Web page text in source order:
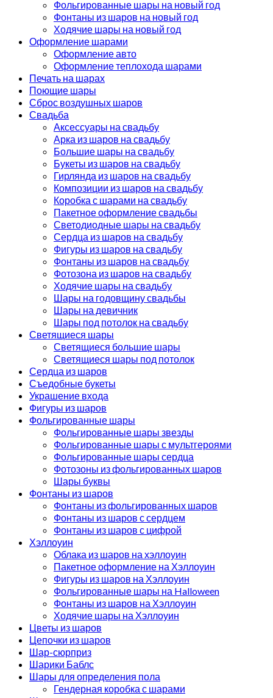
Фольгированные шары на новый год
Фонтаны из шаров на новый год
Ходячие шары на новый год
Оформление шарами
Оформление авто
Оформление теплохода шарами
Печать на шарах
Поющие шары
Сброс воздушных шаров
Свадьба
Аксессуары на свадьбу
Арка из шаров на свадьбу
Большие шары на свадьбу
Букеты из шаров на свадьбу
Гирлянда из шаров на свадьбу
Композиции из шаров на свадьбу
Коробка с шарами на свадьбу
Пакетное оформление свадьбы
Светодиодные шары на свадьбу
Сердца из шаров на свадьбу
Фигуры из шаров на свадьбу
Фонтаны из шаров на свадьбу
Фотозона из шаров на свадьбу
Ходячие шары на свадьбу
Шары на годовщину свадьбы
Шары на девичник
Шары под потолок на свадьбу
Светящиеся шары
Светящиеся большие шары
Светящиеся шары под потолок
Сердца из шаров
Съедобные букеты
Украшение входа
Фигуры из шаров
Фольгированные шары
Фольгированные шары звезды
Фольгированные шары с мультгероями
Фольгированные шары сердца
Фотозоны из фольгированных шаров
Шары буквы
Фонтаны из шаров
Фонтаны из фольгированных шаров
Фонтаны из шаров с сердцем
Фонтаны из шаров с цифрой
Хэллоуин
Облака из шаров на хэллоуин
Пакетное оформление на Хэллоуин
Фигуры из шаров на Хэллоуин
Фольгированные шары на Halloween
Фонтаны из шаров на Хэллоуин
Ходячие шары на Хэллоуин
Цветы из шаров
Цепочки из шаров
Шар-сюрприз
Шарики Баблс
Шары для определения пола
Гендерная коробка с шарами